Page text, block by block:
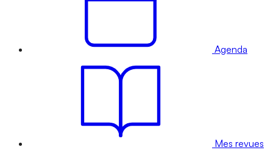
Agenda
Mes revues